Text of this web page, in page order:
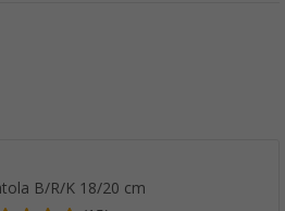
B/R/K 18/20 cm